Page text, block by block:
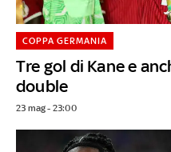
Tre gol di Kane e
double
COPPA GERMANIA
23 mag - 23:00